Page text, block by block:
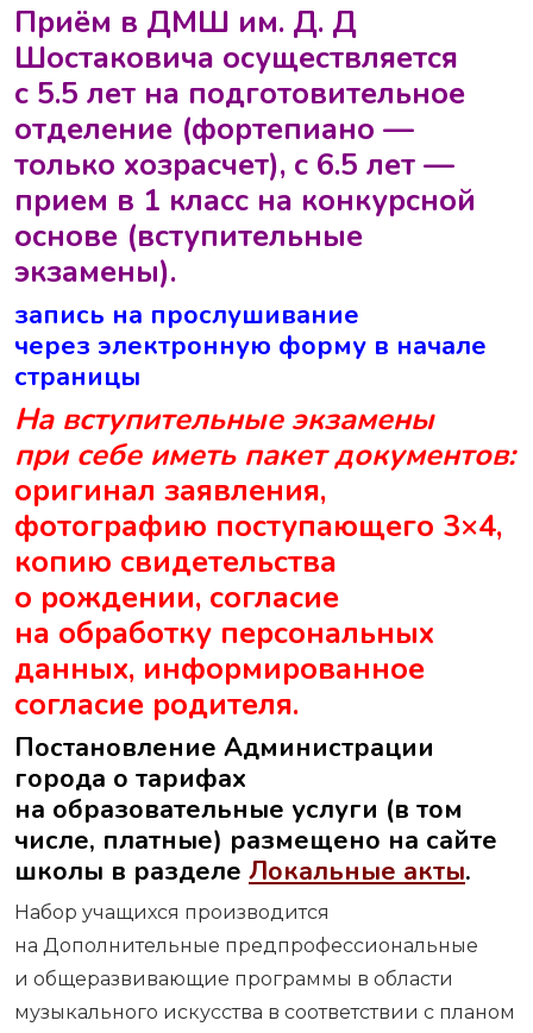
Приём в ДМШ им. Д. Д
Шостаковича осуществляется
с 5.5 лет на подготовительное
отделение (фортепиано —
только хозрасчет), с 6.5 лет —
прием в 1 класс на конкурсной
основе (вступительные
экзамены).
запись на прослушивание
через электронную форму в начале
страницы
На вступительные экзамены
при себе иметь пакет документов:
оригинал заявления,
фотографию поступающего 3×4,
копию свидетельства
о рождении, согласие
на обработку персональных
данных, информированное
согласие родителя.
Постановление Администрации
города о тарифах
на образовательные услуги (в том
числе, платные) размещено на сайте
школы в разделе Локальные акты.
Набор учащихся производится
на Дополнительные предпрофессиональные
и общеразвивающие программы в области
музыкального искусства в соответствии с планом